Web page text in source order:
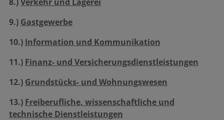
9.) Gastgewerbe
10.) Information und Kommunikation
11.) Finanz- und Versicherungsdienstleistungen
12.) Grundstücks- und Wohnungswesen
13.) Freiberufliche, wissenschaftliche und
technische Dienstleistungen